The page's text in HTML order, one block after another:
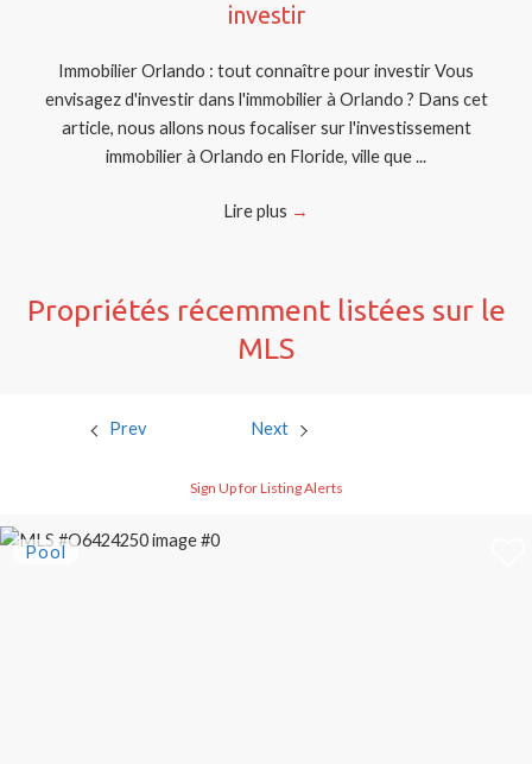
investir
Immobilier Orlando : tout connaître pour investir Vous
envisagez d'investir dans l'immobilier à Orlando ? Dans cet
article, nous allons nous focaliser sur l'investissement
immobilier à Orlando en Floride, ville que ...
Lire plus →
Propriétés récemment listées sur le
MLS
Prev Next
Sign Up for Listing Alerts